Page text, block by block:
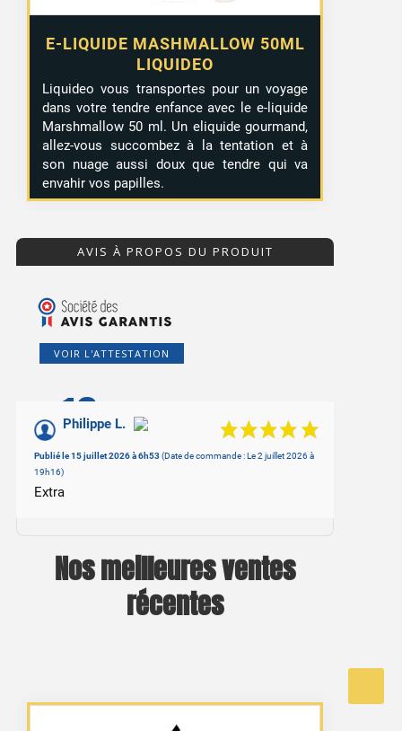
E-LIQUIDE MASHMALLOW 50ML
LIQUIDEO
Liquideo vous transportes pour un voyage
dans votre tendre enfance avec le e-liquide
Marshmallow 50 ml. Un eliquide gourmand,
allez-vous succombez à la tentation et à
son nuage aussi doux que tendre qui va
envahir vos papilles.
AVIS À PROPOS DU PRODUIT
VOIR L'ATTESTATION
10/10
Basé sur 1 avis
Philippe L.
Publié le 15 juillet 2026 à 6h53(Date de commande : Le 2 juillet 2026 à
19h16)
Extra
Nos meilleures ventes
récentes